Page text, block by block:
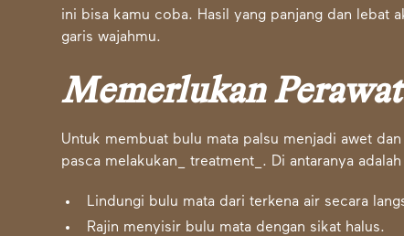
ini bisa kamu coba. Hasil yang panjang dan lebat
garis wajahmu.
Memerlukan
Untuk membuat bulu mata palsu menjadi awet
pasca melakukan_ treatment_. Di antaranya
Lindungi bulu mata dari terkena air secara
Rajin menyisir bulu mata dengan sikat halus.